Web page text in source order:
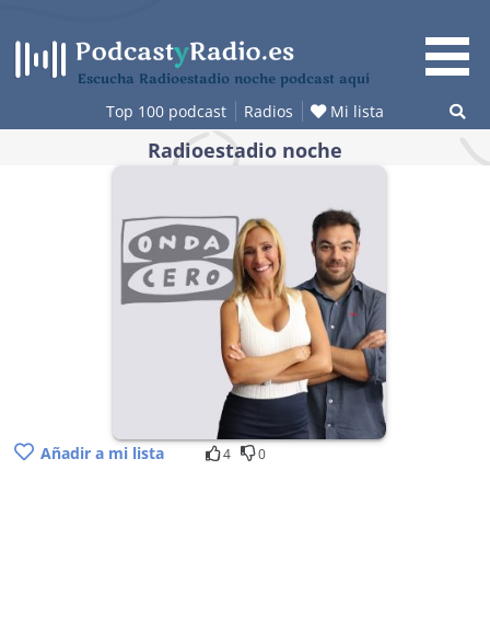
contenido
Escucha Radioestadio noche podcast aquí
Top 100 podcast Radios Mi lista
Radioestadio noche
Añadir a mi lista 4 0